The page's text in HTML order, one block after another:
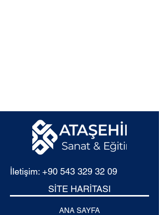
İletişim: +90 543 329 32 09
SİTE HARİTASI
ANA SAYFA